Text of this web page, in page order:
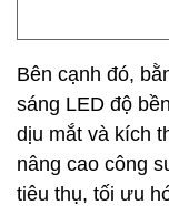
Bên cạnh đó,
sáng LED độ
dịu mắt và kích
nâng cao công
tiêu thụ, tối ưu